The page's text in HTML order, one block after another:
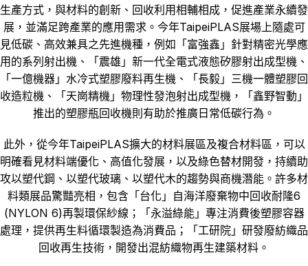
生產方式，與材料的創新、回收利用相輔相成，促進產業永續發
展，並滿足跨產業的應用需求。今年TaipeiPLAS展場上隨處可
見低碳、高效兼具之先進機種，例如「富強鑫」針對精密光學應
用的系列射出機、「震雄」新一代全電式液態矽膠射出成型機、
「一億機器」水冷式塑膠廢料再生機、「長毅」三機一體塑膠回
收造粒機、「天崗精機」物理性發泡射出成型機，「鑫野智動」
推出的塑膠瓶回收機則有助於推廣日常低碳行為。
此外，從今年TaipeiPLAS擴大的材料展區及複合材料區，可以
明確看見材料端優化、高值化發展，以及綠色替材開發，持續助
攻以塑代鋼、以塑代玻璃、以塑代木的趨勢與商機潛能。許多材
料類展品驚豔亮相，包含「台化」自海洋廢棄物中回收耐隆6
(NYLON 6)再製環保紗線；「永溢綠能」專注消費後塑膠容器
處理，提供再生料循環製造為消費品；「工研院」研發廢紡織品
回收再生技術，開發出混紡織物再生建築材料。